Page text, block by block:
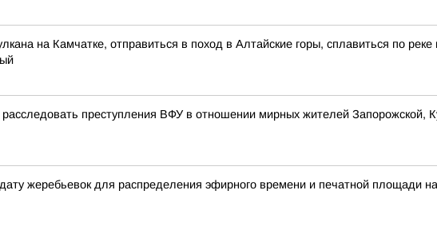
на Камчатке, отправиться в поход в Алтайские горы, сплавиться по
преступления ВФУ в отношении мирных жителей Запорожской,
жеребьевок для распределения эфирного времени и печатной площади